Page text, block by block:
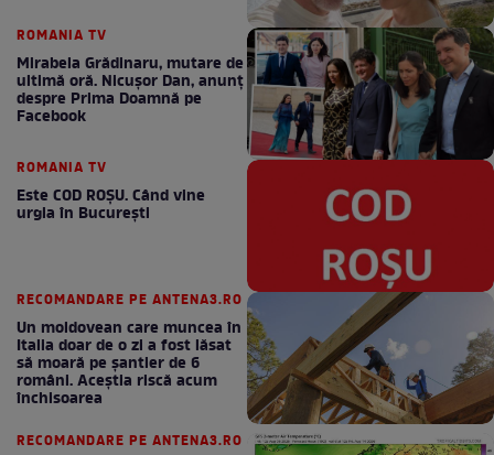
ROMANIA TV
Mirabela Grădinaru, mutare de
ultimă oră. Nicuşor Dan, anunţ
despre Prima Doamnă pe
Facebook
ROMANIA TV
Este COD ROŞU. Când vine
urgia în Bucureşti
RECOMANDARE PE ANTENA3.RO
Un moldovean care muncea în
Italia doar de o zi a fost lăsat
să moară pe şantier de 6
români. Aceștia riscă acum
închisoarea
RECOMANDARE PE ANTENA3.RO